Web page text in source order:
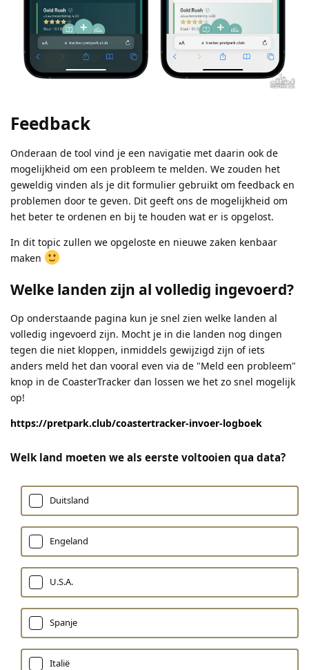
Feedback
Onderaan de tool vind je een navigatie met daarin ook de
mogelijkheid om een probleem te melden. We zouden het
geweldig vinden als je dit formulier gebruikt om feedback en
problemen door te geven. Dit geeft ons de mogelijkheid om
het beter te ordenen en bij te houden wat er is opgelost.
In dit topic zullen we opgeloste en nieuwe zaken kenbaar
maken
Welke landen zijn al volledig ingevoerd?
Op onderstaande pagina kun je snel zien welke landen al
volledig ingevoerd zijn. Mocht je in die landen nog dingen
tegen die niet kloppen, inmiddels gewijzigd zijn of iets
anders meld het dan vooral even via de "Meld een probleem"
knop in de CoasterTracker dan lossen we het zo snel mogelijk
op!
https://pretpark.club/coastertracker-invoer-logboek
Welk land moeten we als eerste voltooien qua data?
Duitsland
Engeland
U.S.A.
Spanje
Italië